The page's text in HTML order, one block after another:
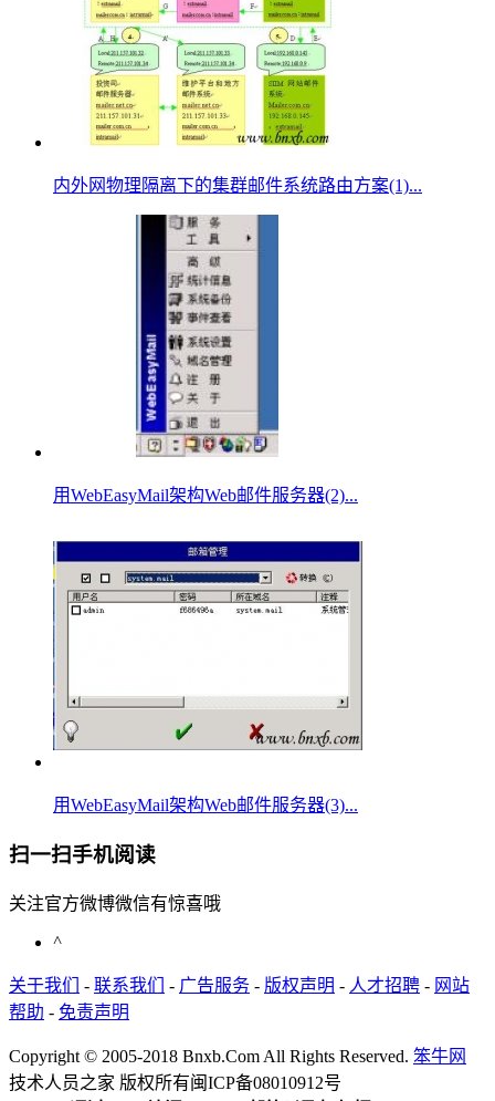
内外网物理隔离下的集群邮件系统路由方案(1)...
用WebEasyMail架构Web邮件服务器(2)...
用WebEasyMail架构Web邮件服务器(3)...
扫一扫手机阅读
关注官方微博微信有惊喜哦
^
关于我们 - 联系我们 - 广告服务 - 版权声明 - 人才招聘 - 网站
帮助 - 免责声明
Copyright © 2005-2018 Bnxb.Com All Rights Reserved. 笨牛网
技术人员之家 版权所有闽ICP备08010912号